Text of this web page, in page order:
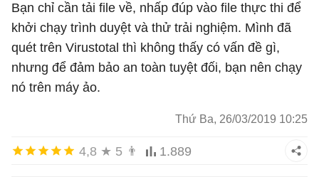
Bạn chỉ cần tải file về, nhấp đúp vào file thực thi để
khởi chạy trình duyệt và thử trải nghiệm. Mình đã
quét trên Virustotal thì không thấy có vấn đề gì,
nhưng để đảm bảo an toàn tuyệt đối, bạn nên chạy
nó trên máy ảo.
Thứ Ba, 26/03/2019 10:25
4,8 ★ 5 👨 1.889